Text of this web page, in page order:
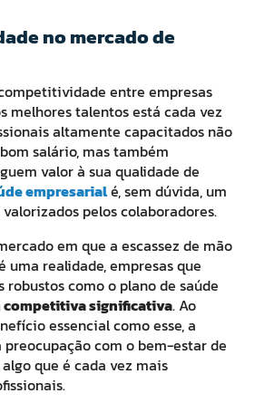
no mercado de
entre empresas
melhores talentos está cada vez
altamente capacitados não
salário, mas também
valor à sua qualidade de
empresarialé, sem dúvida, um
pelos colaboradores.
em que a escassez de mão
uma realidade, empresas que
como o plano de saúde
competitiva significativa. Ao
essencial como esse, a
com o bem-estar de
que é cada vez mais